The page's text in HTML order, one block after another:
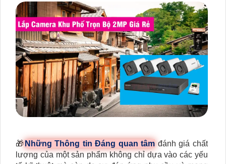
🎁 Những Thông tin Đáng quan tâm đánh giá chất
lượng của một sản phẩm không chỉ dựa vào các yếu